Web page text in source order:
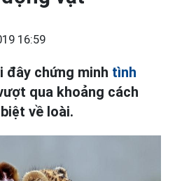
16:59
đây chứng minh tình
qua khoảng cách
về loài.